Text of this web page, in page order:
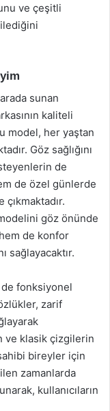
ve çeşitli
sunan
kaliteli
model, her yaştan
Göz sağlığını
de
de özel günlerde
göz önünde
hem de konfor
sağlayacaktır.
fonksiyonel
zarif
ve klasik çizgilerin
bireyler için
zamanlarda
kullanıcıların